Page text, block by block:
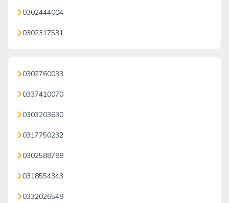
0302444004
0302317531
0302760033
0337410070
0303203630
0317750232
0302588788
0318554343
0332026548